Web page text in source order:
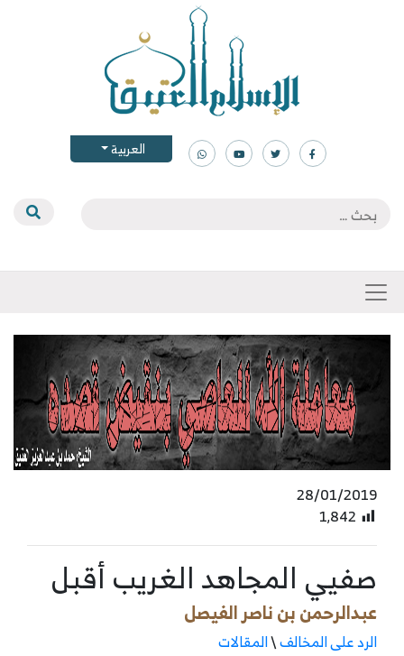
العربية
28/01/2019
1٬842
صفيي المجاهد الغريب أقبل
عبدالرحمن بن ناصر الفيصل
الرد على المخالف\المقالات